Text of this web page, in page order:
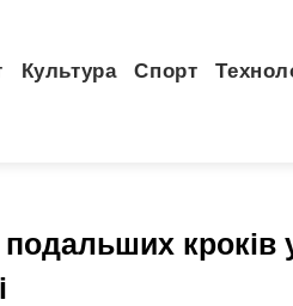
Культура Спорт
кроків